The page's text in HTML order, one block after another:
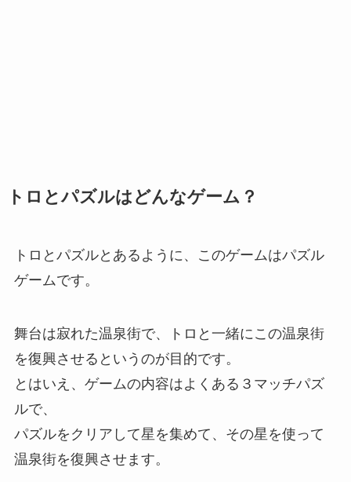
トロとパズルはどんなゲーム？
トロとパズルとあるように、このゲームはパズル
ゲームです。
舞台は寂れた温泉街で、トロと一緒にこの温泉街
を復興させるというのが目的です。
とはいえ、ゲームの内容はよくある３マッチパズ
ルで、
パズルをクリアして星を集めて、その星を使って
温泉街を復興させます。